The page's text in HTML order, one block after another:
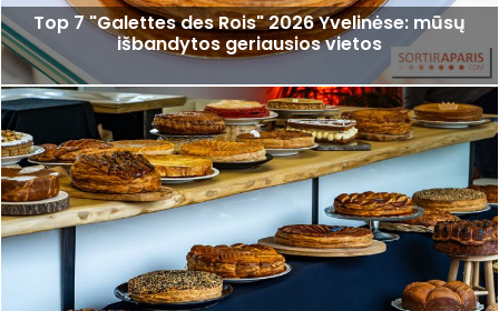
Top 7 "Galettes des Rois" 2026 Yvelinėse: mūsų
išbandytos geriausios vietos